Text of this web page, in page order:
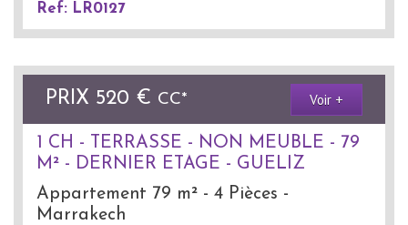
Ref: LR0127
PRIX 520 € CC* Voir +
1 CH - TERRASSE - NON MEUBLE - 79
M² - DERNIER ETAGE - GUELIZ
Appartement 79 m² - 4 Pièces -
Marrakech